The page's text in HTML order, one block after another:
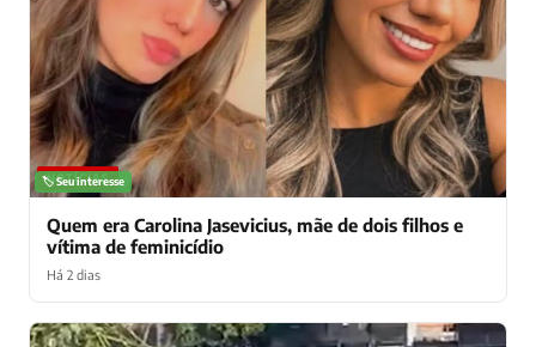
NOTÍCIAS
🏷️ Seu interesse
Quem era Carolina Jasevicius, mãe de dois filhos e
vítima de feminicídio
Há 2 dias